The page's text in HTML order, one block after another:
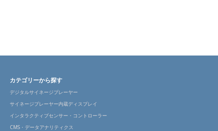
カテゴリーから探す
デジタルサイネージプレーヤー
サイネージプレーヤー内蔵ディスプレイ
インタラクティブセンサー・コントローラー
CMS・データアナリティクス